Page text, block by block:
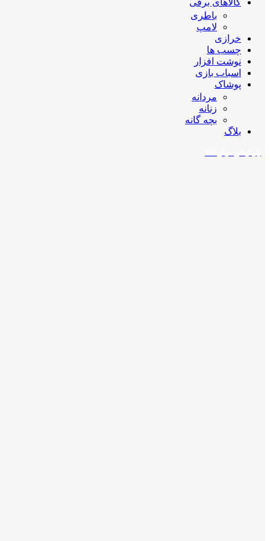
کالاهای برقی
باطری
لامپ
خرازی
چسب ها
نوشت افزار
اسباب بازی
پوشاک
مردانه
زنانه
بچه گانه
بلاگ